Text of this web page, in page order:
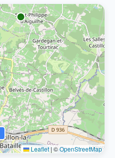
Leaflet | ©OpenStreetMap